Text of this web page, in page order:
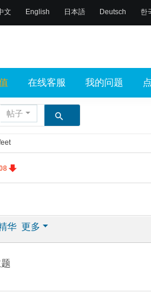
文 English 日本語 Deutsch 한
在线客服 我的问题
帖子
华 更多